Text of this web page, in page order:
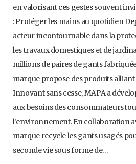
en valorisant ces gestes souvent
: Protéger les mains au quotidien
acteur incontournable dans la
les travaux domestiques et de
millions de paires de gants
marque propose des produits
Innovant sans cesse, MAPA a
aux besoins des consommateurs
l’environnement. En collaboration
marque recycle les gants usagés
seconde vie sous forme de…